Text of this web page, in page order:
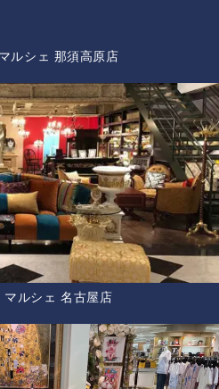
ルシェ 那須高原店
マルシェ 名古屋店